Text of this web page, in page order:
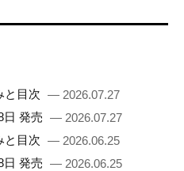
と目次 — 2026.07.27
日 発売 — 2026.07.27
と目次 — 2026.06.25
日 発売 — 2026.06.25